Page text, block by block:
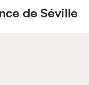
de Séville